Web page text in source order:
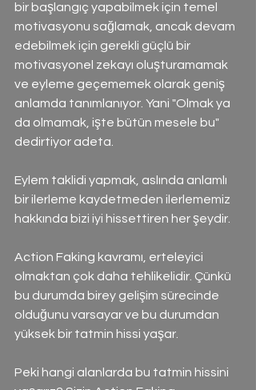
bir başlangıç yapabilmek için temel
motivasyonu sağlamak, ancak devam
edebilmek için gerekli güçlü bir
motivasyonel zekayı oluşturamamak
ve eyleme geçememek olarak geniş
anlamda tanımlanıyor. Yani "Olmak ya
da olmamak, işte bütün mesele bu"
dedirtiyor adeta.
Eylem taklidi yapmak, aslında anlamlı
bir ilerleme kaydetmeden ilerlememiz
hakkında bizi iyi hissettiren her şeydir.
Action Faking kavramı, erteleyici
olmaktan çok daha tehlikelidir. Çünkü
bu durumda birey gelişim sürecinde
olduğunu varsayar ve bu durumdan
yüksek bir tatmin hissi yaşar.
Peki hangi alanlarda bu tatmin hissini